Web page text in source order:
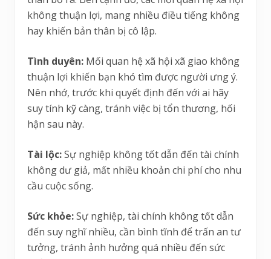
không thuận lợi, mang nhiều điều tiếng không
hay khiến bản thân bị cô lập.
Tình duyên: Mối quan hệ xã hội xã giao không
thuận lợi khiến bạn khó tìm được người ưng ý.
Nên nhớ, trước khi quyết định đến với ai hãy
suy tính kỹ càng, tránh việc bị tổn thương, hối
hận sau này.
Tài lộc:Sự nghiệp không tốt dẫn đến tài chính
không dư giả, mất nhiều khoản chi phí cho nhu
cầu cuộc sống.
Sức khỏe:Sự nghiệp, tài chính không tốt dẫn
đến suy nghĩ nhiều, cần bình tĩnh để trấn an tư
tưởng, tránh ảnh hưởng quá nhiều đến sức